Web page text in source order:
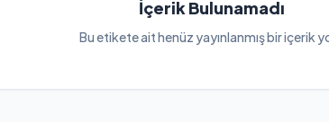
İçerik Bulunamadı
Bu etikete ait henüz yayınlanmış bir içerik